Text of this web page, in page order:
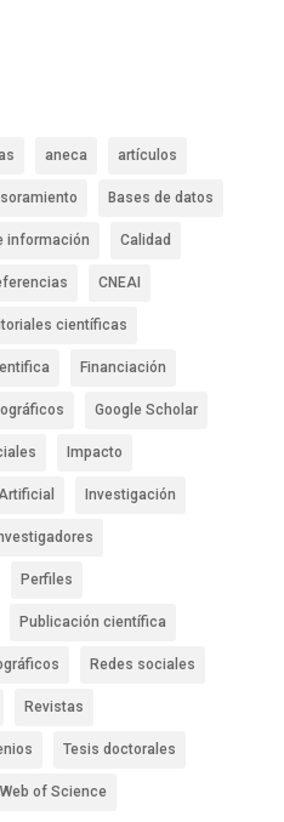
aneca artículos
Bases de datos
información Calidad
CNEAI
científicas
Financiación
Google Scholar
Impacto
Investigación
Perfiles
Publicación científica
Redes sociales
Revistas
Tesis doctorales
Web of Science